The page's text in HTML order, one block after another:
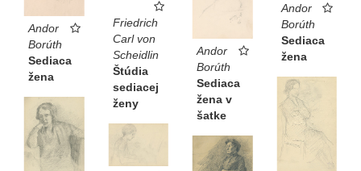
Friedrich
Carl von
Scheidlin
Štúdia
sediacej
ženy
Andor
Borúth
Sediaca
žena
Andor
Borúth
Sediaca
žena
Andor
Borúth
Sediaca
žena v
šatke